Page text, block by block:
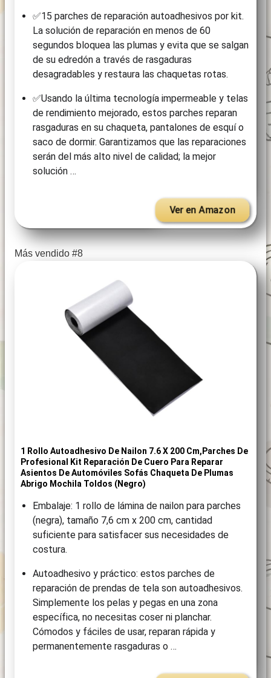
✅15 parches de reparación autoadhesivos por kit.
La solución de reparación en menos de 60
segundos bloquea las plumas y evita que se salgan
de su edredón a través de rasgaduras
desagradables y restaura las chaquetas rotas.
✅Usando la última tecnología impermeable y telas
de rendimiento mejorado, estos parches reparan
rasgaduras en su chaqueta, pantalones de esquí o
saco de dormir. Garantizamos que las reparaciones
serán del más alto nivel de calidad; la mejor
solución …
Ver en Amazon
Más vendido #8
1 Rollo Autoadhesivo De Nailon 7.6 X 200 Cm,Parches De
Profesional Kit Reparación De Cuero Para Reparar
Asientos De Automóviles Sofás Chaqueta De Plumas
Abrigo Mochila Toldos (Negro)
Embalaje: 1 rollo de lámina de nailon para parches
(negra), tamaño 7,6 cm x 200 cm, cantidad
suficiente para satisfacer sus necesidades de
costura.
Autoadhesivo y práctico: estos parches de
reparación de prendas de tela son autoadhesivos.
Simplemente los pelas y pegas en una zona
específica, no necesitas coser ni planchar.
Cómodos y fáciles de usar, reparan rápida y
permanentemente rasgaduras o …